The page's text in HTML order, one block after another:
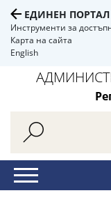
ЕДИНЕН
Инструменти за
Карта на сайта
English